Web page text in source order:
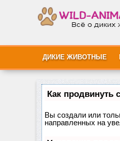
ДИКИЕ ЖИВОТНЫЕ
Как продвинуть
Вы создали или
направленных на